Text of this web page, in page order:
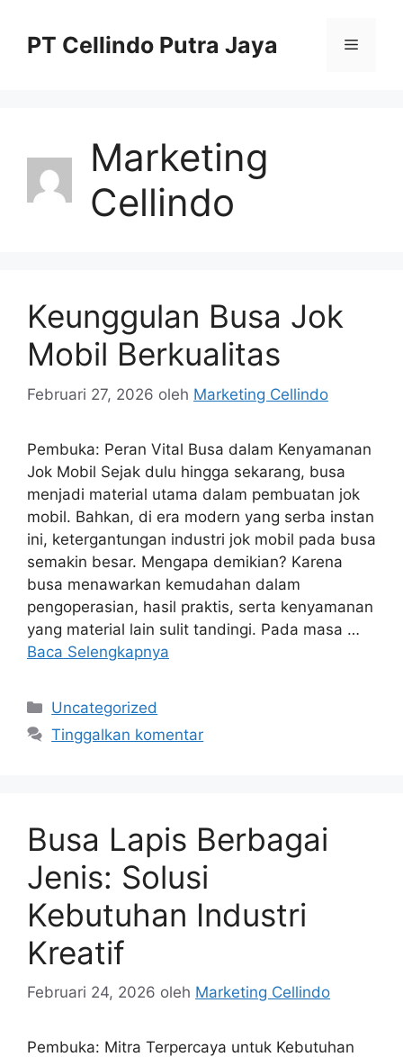
PT Cellindo Putra Jaya Menu
Marketing
Cellindo
Keunggulan Busa Jok
Mobil Berkualitas
Februari 27, 2026 oleh Marketing Cellindo
Pembuka: Peran Vital Busa dalam Kenyamanan
Jok Mobil Sejak dulu hingga sekarang, busa
menjadi material utama dalam pembuatan jok
mobil. Bahkan, di era modern yang serba instan
ini, ketergantungan industri jok mobil pada busa
semakin besar. Mengapa demikian? Karena
busa menawarkan kemudahan dalam
pengoperasian, hasil praktis, serta kenyamanan
yang material lain sulit tandingi. Pada masa …
Baca Selengkapnya
Kategori
Uncategorized
Tinggalkan komentar
Busa Lapis Berbagai
Jenis: Solusi
Kebutuhan Industri
Kreatif
Februari 24, 2026 oleh Marketing Cellindo
Pembuka: Mitra Terpercaya untuk Kebutuhan